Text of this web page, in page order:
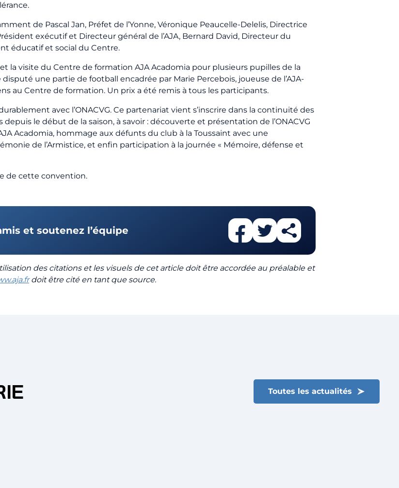
de Pascal Jan, Préfet de l’Yonne, Véronique Peaucelle-Delelis, Directrice
exécutif et Directeur général de l’AJA, Bernard David, Directeur du
éducatif et social du Centre.
la visite du Centre de formation AJA Acadomia pour plusieurs pupilles de la
une partie de football encadrée par Marie Percebois, joueuse de l’AJA-
au Centre de formation. Un prix a été remis à tous les participants.
avec l’ONACVG. Ce partenariat vient s’inscrire dans la continuité des
le début de la saison, à savoir : découverte et présentation de l’ONACVG
Acadomia, hommage aux défunts du club à la Toussaint avec une
de l’Armistice, et enfin participation à la journée « Mémoire, défense et
de cette convention.
et soutenez l’équipe
des citations et les visuels de cet article doit être accordée au préalable et
doit être cité en tant que source.
Toutes les actualités